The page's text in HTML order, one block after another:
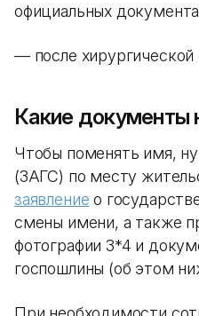
официальных
— после хирургической
Какие документы
Чтобы поменять имя,
(ЗАГС) по месту
заявление о
смены имени, а также
фотографии 3*4 и
госпошлины (об этом